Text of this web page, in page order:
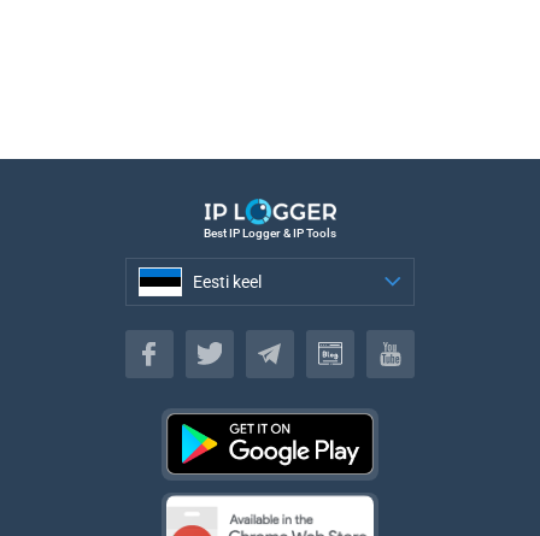
Best IP Logger & IP Tools
Eesti keel
Eesti keel